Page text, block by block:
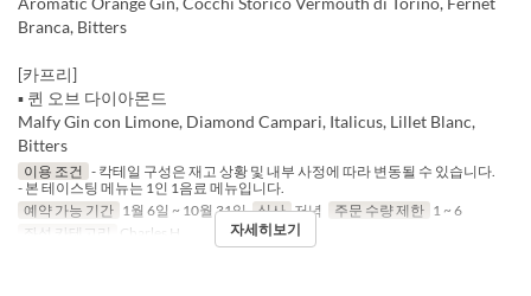
Branca, Bitters
[카프리]
▪️ 퀸 오브 다이아몬드
Malfy Gin con Limone, Diamond Campari, Italicus, Lillet Blanc,
Bitters
이용 조건 - 칵테일 구성은 재고 상황 및 내부 사정에 따라 변동될 수 있습니다.
- 본 테이스팅 메뉴는 1인 1음료 메뉴입니다.
예약 가능 기간 1월 6일 ~ 10월 31일 식사 저녁 주문 수량 제한 1 ~ 6
좌석 카테고리
Charles H. 자세히보기